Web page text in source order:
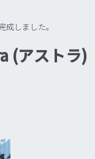
しました。
(アストラ)